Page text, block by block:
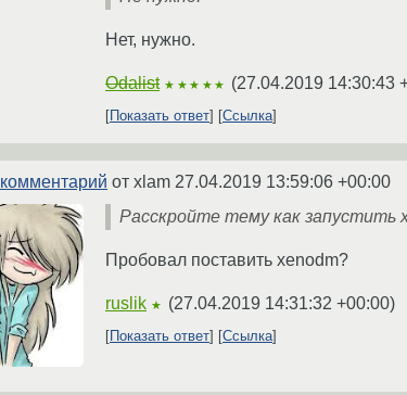
Нет, нужно.
Odalist ★★★★★ (27.04.2019 14:30:43
Показать ответ Ссылка
комментарий от xlam 27.04.2019 13:59:06 +00:00
Расскройте тему как запустить
Пробовал поставить xenodm?
ruslik ★ (27.04.2019 14:31:32 +00:00)
Показать ответ Ссылка